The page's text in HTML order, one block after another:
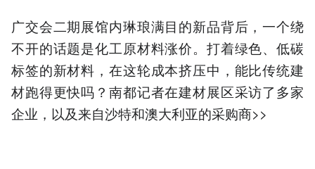
广交会二期展馆内琳琅满目的新品背后，一个绕
不开的话题是化工原材料涨价。打着绿色、低碳
标签的新材料，在这轮成本挤压中，能比传统建
材跑得更快吗？南都记者在建材展区采访了多家
企业，以及来自沙特和澳大利亚的采购商>>